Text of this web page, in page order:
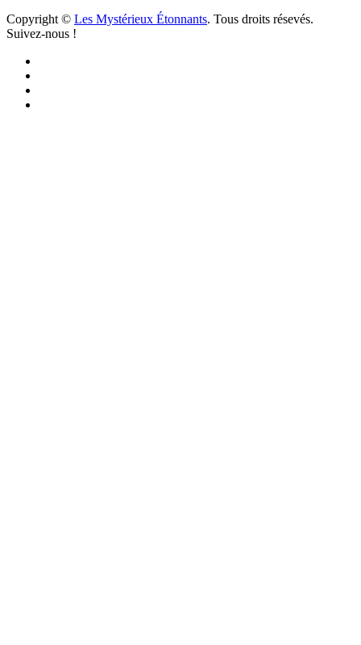
Copyright © Les Mystérieux Étonnants. Tous droits résevés.
Suivez-nous !